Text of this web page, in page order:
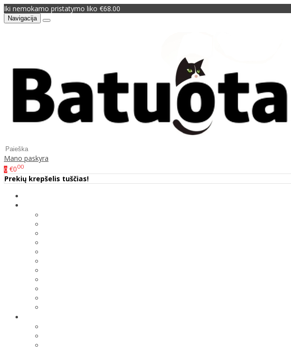
Iki nemokamo pristatymo liko €68.00
Navigacija
Mano paskyra
0 €000
Prekių krepšelis tuščias!